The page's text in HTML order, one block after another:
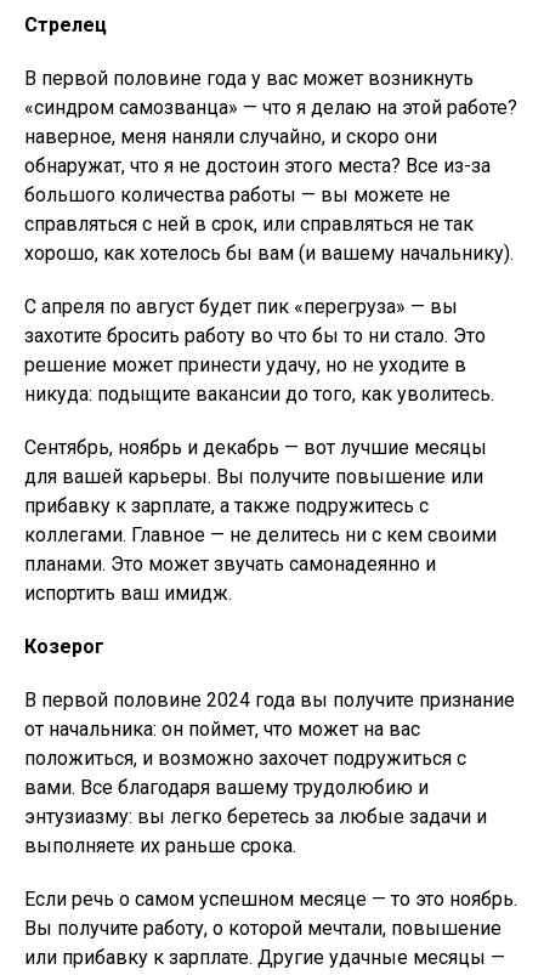
Стрелец
В первой половине года у вас может возникнуть
«синдром самозванца» — что я делаю на этой работе?
наверное, меня наняли случайно, и скоро они
обнаружат, что я не достоин этого места? Все из-за
большого количества работы — вы можете не
справляться с ней в срок, или справляться не так
хорошо, как хотелось бы вам (и вашему начальнику).
С апреля по август будет пик «перегруза» — вы
захотите бросить работу во что бы то ни стало. Это
решение может принести удачу, но не уходите в
никуда: подыщите вакансии до того, как уволитесь.
Сентябрь, ноябрь и декабрь — вот лучшие месяцы
для вашей карьеры. Вы получите повышение или
прибавку к зарплате, а также подружитесь с
коллегами. Главное — не делитесь ни с кем своими
планами. Это может звучать самонадеянно и
испортить ваш имидж.
Козерог
В первой половине 2024 года вы получите признание
от начальника: он поймет, что может на вас
положиться, и возможно захочет подружиться с
вами. Все благодаря вашему трудолюбию и
энтузиазму: вы легко беретесь за любые задачи и
выполняете их раньше срока.
Если речь о самом успешном месяце — то это ноябрь.
Вы получите работу, о которой мечтали, повышение
или прибавку к зарплате. Другие удачные месяцы —